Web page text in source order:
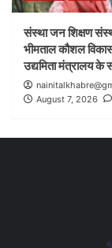
संस्था जन शिक्षण
भीमताल कौशल
उद्यमिता मंत्रालय के
August 7, 2026